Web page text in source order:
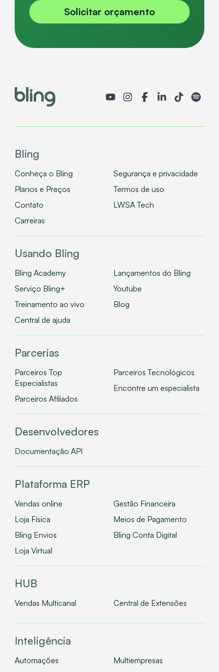
Solicitar orçamento
Bling
Conheça o Bling
Planos e Preços
Contato
Carreiras
Segurança e privacidade
Termos de uso
LWSA Tech
Usando Bling
Bling Academy
Serviço Bling+
Treinamento ao vivo
Central de ajuda
Lançamentos do Bling
Youtube
Blog
Parcerias
Parceiros Top
Especialistas
Parceiros Afiliados
Parceiros Tecnológicos
Encontre um especialista
Desenvolvedores
Documentação API
Plataforma ERP
Vendas online
Loja Física
Bling Envios
Loja Virtual
Gestão Financeira
Meios de Pagamento
Bling Conta Digital
HUB
Vendas Multicanal Central de Extensões
Inteligência
Automações
Multiempresas